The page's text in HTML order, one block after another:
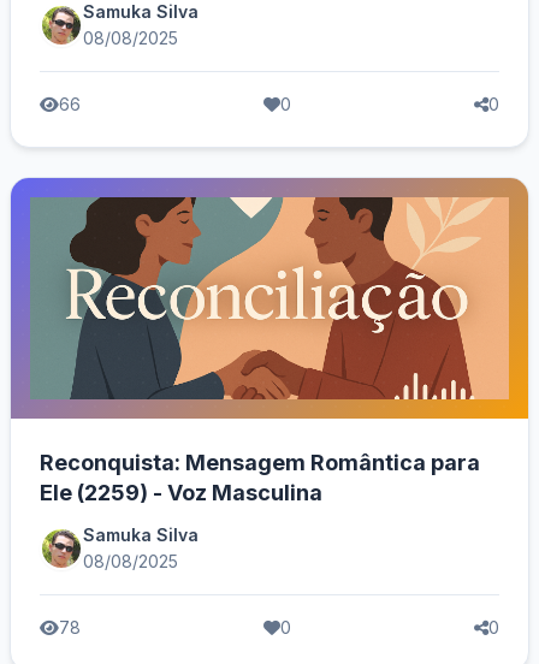
Samuka Silva
08/08/2025
66 0 0
Reconquista: Mensagem Romântica para
Ele (2259) - Voz Masculina
Samuka Silva
08/08/2025
78 0 0